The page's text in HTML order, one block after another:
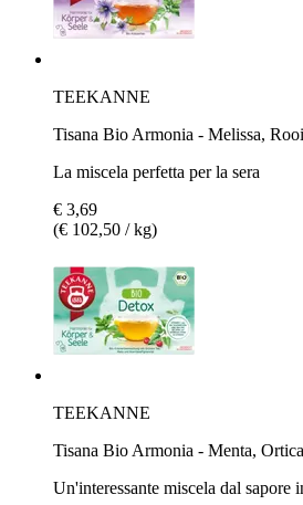
TEEKANNE
Tisana Bio Armonia - Melissa,
La miscela perfetta per la sera
€ 3,69
(€ 102,50 / kg)
TEEKANNE
Tisana Bio Armonia - Menta,
Un'interessante miscela dal sapore